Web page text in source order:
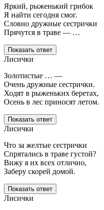
Яркий, рыженький грибок
Я найти сегодня смог.
Словно дружные сестрички
Прячутся в траве — …
Показать ответ
Лисички
Золотистые … —
Очень дружные сестрички.
Ходят в рыженьких беретах,
Осень в лес приносят летом.
Показать ответ
Лисички
Что за желтые сестрички
Спрятались в траве густой?
Вижу я их всех отлично,
Заберу скорей домой.
Показать ответ
Лисички